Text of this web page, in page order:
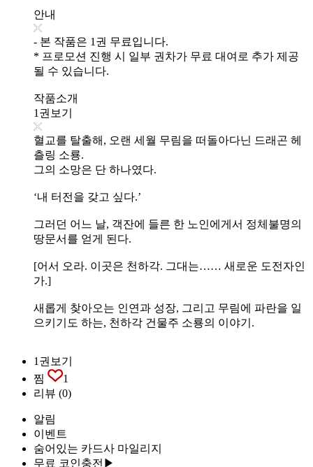
안내
- 본 작품은 1권 무료입니다.
* 프로모션 진행 시 일부 권차가 무료 대여로 추가 제공
될 수 있습니다.
작품소개
1권보기
혈교를 탈출해, 오랜 세월 무림을 떠돌아다닌 드래곤 헤
츨링 소룡.
그의 소망은 단 하나였다.
‘내 터전을 갖고 싶다.’
그러던 어느 날, 객잔에 들른 한 노인에게서 정체불명의
땅문서를 얻게 된다.
[어서 오라. 이곳은 천하각. 그대는…… 새로운 도전자인
가.]
새롭게 찾아오는 인연과 성장, 그리고 무림에 파란을 일
으키기도 하는, 천하각 건물주 소룡의 이야기.
1권보기
찜
1
리뷰 (0)
알림
이벤트
숨어있는 카드사 마일리지
무료 코인충전▶